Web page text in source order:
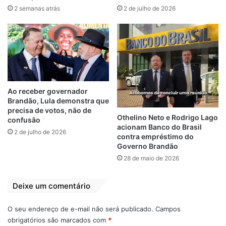
Campanha Maio
Amarelo
9 de maio de 2023
Em "PAÇO DO
LUMIAR-MA"
18 de maio Ação Social
Paço do Lumiar Panfletagem
Paula Azevedo
2 semanas atrás 2 de julho de 2026
Ao receber governador
Brandão, Lula demonstra que
precisa de votos, não de
confusão
2 de julho de 2026
Othelino Neto e Rodrigo Lago
acionam Banco do Brasil
contra empréstimo do
Governo Brandão
28 de maio de 2026
Deixe um comentário
O seu endereço de e-mail não será publicado. Campos
obrigatórios são marcados com *